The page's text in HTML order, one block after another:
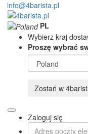
info@4barista.pl
PL
Wybierz kraj
Proszę wybrać
Zostań w
Zaloguj się